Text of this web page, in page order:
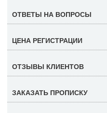
ОТВЕТЫ НА ВОПРОСЫ
ЦЕНА РЕГИСТРАЦИИ
ОТЗЫВЫ КЛИЕНТОВ
ЗАКАЗАТЬ ПРОПИСКУ